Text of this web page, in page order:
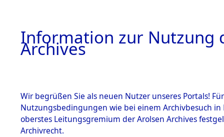
Information zur Nutzung
Archives
Wir begrüßen Sie als neuen Nutzer unseres Portals!
Nutzungsbedingungen wie bei einem Archivbesuch
oberstes Leitungsgremium der Arolsen Archives
Archivrecht.